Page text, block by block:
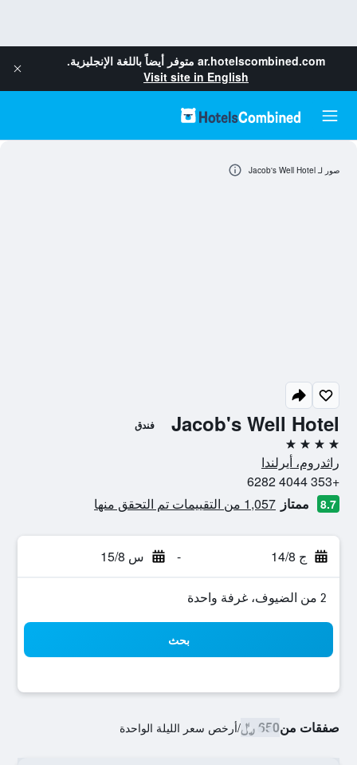
ar.hotelscombined.com متوفر أيضاً باللغة الإنجليزية.
Visit site in English
Jacob's Well Hotel فندق
4 نجوم
راثدروم، أيرلندا
+353 4044 6282
8.7 ممتاز 1,057 من التقييمات تم التحقق منها
ج 14/8 - س 15/8
2 من الضيوف، غرفة واحدة
بحث
صفقات من650 ﷼ /أرخص سعر الليلة الواحدة
صور لـ Jacob's Well Hotel